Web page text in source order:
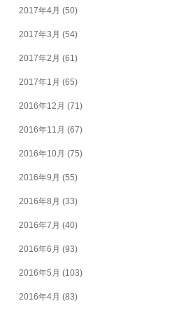
2017年4月 (50)
2017年3月 (54)
2017年2月 (61)
2017年1月 (65)
2016年12月 (71)
2016年11月 (67)
2016年10月 (75)
2016年9月 (55)
2016年8月 (33)
2016年7月 (40)
2016年6月 (93)
2016年5月 (103)
2016年4月 (83)